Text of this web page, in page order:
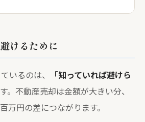
けるために
いるのは、
「知っていれば避けら
。不動産売却は金額が大きい分、
万円の差につながります。